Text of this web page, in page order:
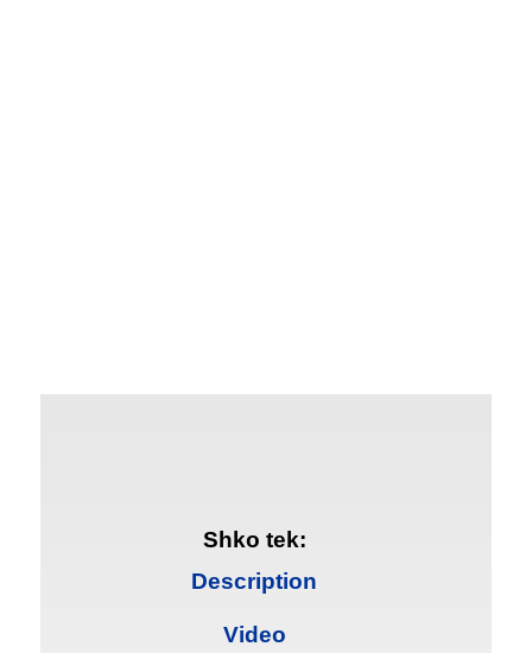
Shko tek:
Description
Video